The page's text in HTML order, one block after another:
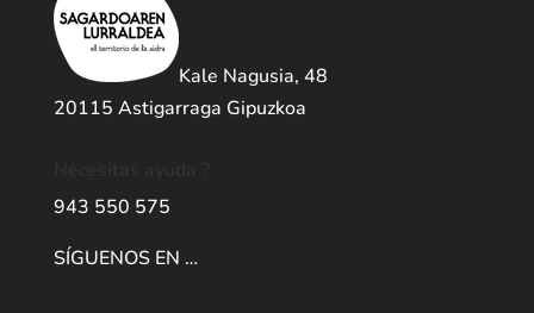
Kale Nagusia, 48
20115 Astigarraga Gipuzkoa
943 550 575
SÍGUENOS EN …